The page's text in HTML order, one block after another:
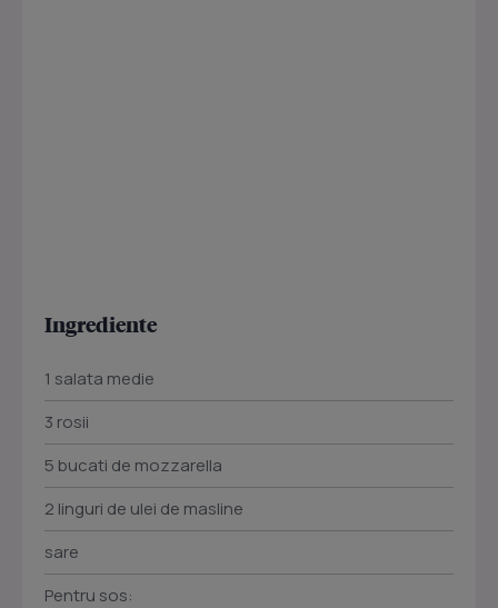
Ingrediente
1 salata medie
3 rosii
5 bucati de mozzarella
2 linguri de ulei de masline
sare
Pentru sos: